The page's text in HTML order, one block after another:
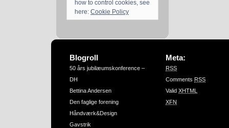
how to control cookies, see
here: Cookie Policy
Blogroll
50 års jubilæumskonference –
DH
Bettina Andersen
Den faglige forening
Håndværk&Design
Gavstrik
Meta:
RSS
Comments RSS
Valid XHTML
XFN